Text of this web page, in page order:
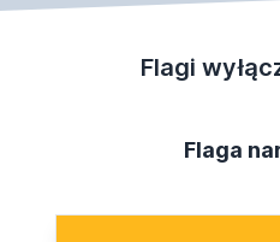
Flagi
Flaga